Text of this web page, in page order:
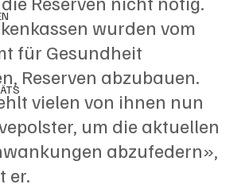
wurden vom
für Gesundheit
Reserven abzubauen.
vielen von ihnen nun
um die aktuellen
abzufedern»,
er.